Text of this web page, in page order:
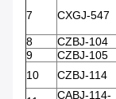
7 CXGJ-547
8 CZBJ-104
9
CZBJ-105
10
CZBJ-114
CABJ-114-